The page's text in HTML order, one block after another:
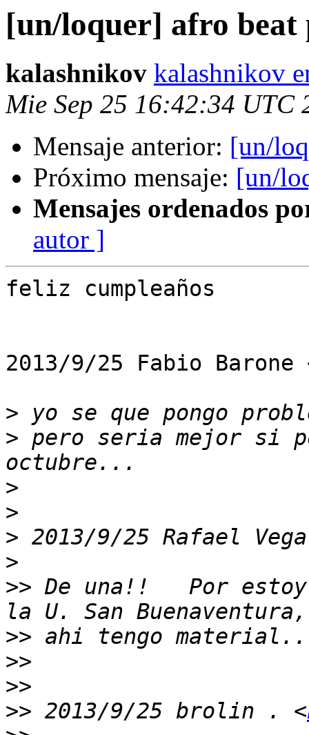
[un/loquer] afro beat
kalashnikov kalashnikov
Mie Sep 25 16:42:34 UTC
Mensaje anterior: [un/
Próximo mensaje: [un/
Mensajes ordenados
autor ]
feliz cumpleaños
2013/9/25 Fabio Barone
>
> pero seria mejor si
>
>
> 2013/9/25 Rafael
>
>> De una!!   Por estoy
>>
>>
>>
>> 2013/9/25 brolin . <